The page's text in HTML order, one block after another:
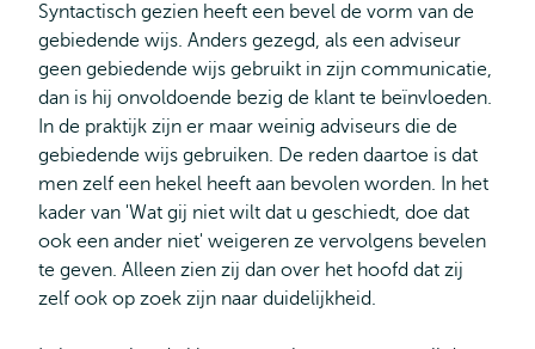
Syntactisch gezien heeft een bevel de vorm van de
gebiedende wijs. Anders gezegd, als een adviseur
geen gebiedende wijs gebruikt in zijn communicatie,
dan is hij onvoldoende bezig de klant te beïnvloeden.
In de praktijk zijn er maar weinig adviseurs die de
gebiedende wijs gebruiken. De reden daartoe is dat
men zelf een hekel heeft aan bevolen worden. In het
kader van 'Wat gij niet wilt dat u geschiedt, doe dat
ook een ander niet' weigeren ze vervolgens bevelen
te geven. Alleen zien zij dan over het hoofd dat zij
zelf ook op zoek zijn naar duidelijkheid.